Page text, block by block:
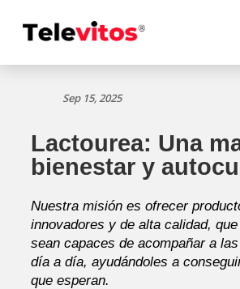
Sep 15, 2025
Lactourea: Una
bienestar y
Nuestra misión es ofrecer
innovadores y de alta calidad,
sean capaces de acompañar a
día a día, ayudándoles a
que esperan.